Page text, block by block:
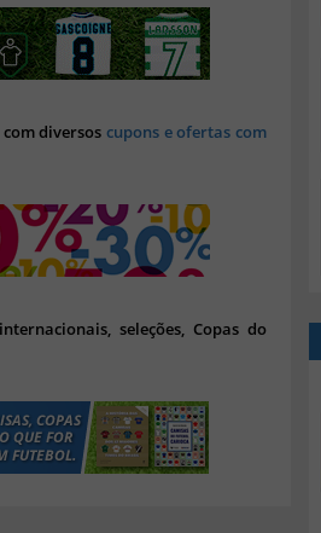
diversoscupons e ofertas com
seleções, Copas do